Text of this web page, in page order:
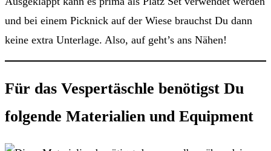
und bei einem Picknick auf der Wiese brauchst Du dann
keine extra Unterlage. Also, auf geht’s ans Nähen!
Für das Vespertäschle benötigst Du
folgende Materialien und Equipment